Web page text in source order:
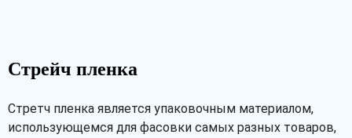
Стрейч пленка
Стретч пленка является упаковочным материалом,
использующемся для фасовки самых разных товаров,